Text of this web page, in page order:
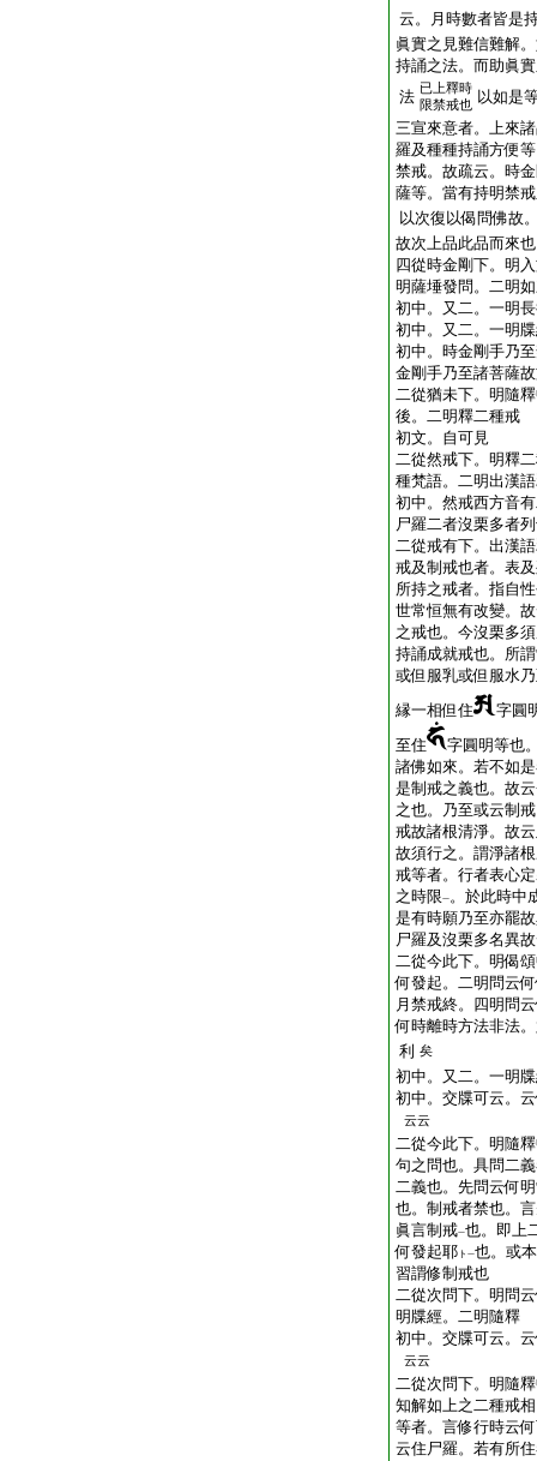
云。月時數者皆是
眞實之見難信難解
持誦之法。而助眞
法 已上釋時
限禁戒也 以如是
三宣來意者。上來
羅及種種持誦方便
禁戒。故疏云。時
薩等。當有持明禁
以次復以偈問佛故
故次上品此品而來也
四從時金剛下。明
明薩埵發問。二明
初中。又二。一明
初中。又二。一明
初中。時金剛手乃
金剛手乃至諸菩薩
二從猶未下。明隨
後。二明釋二種戒
初文。自可見
二從然戒下。明釋
種梵語。二明出漢
初中。然戒西方音
尸羅二者沒栗多者
二從戒有下。出漢
戒及制戒也者。表
所持之戒者。指自
世常恒無有改變。
之戒也。今沒栗多
持誦成就戒也。所
或但服乳或但服水
縁一相但住
字圓
至住
字圓明等也
諸佛如來。若不如
是制戒之義也。故云
之也。乃至或云制
戒故諸根清淨。故
故須行之。謂淨諸根
戒等者。行者表心定
之時限一。於此時中
是有時願乃至亦罷
尸羅及沒栗多名異
二從今此下。明偈
何發起。二明問云
月禁戒終。四明問
何時離時方法非法
利 矣
初中。又二。一明
初中。交牒可云。
云云
二從今此下。明隨
句之問也。具問二
二義也。先問云何
也。制戒者禁也。
眞言制戒一也。即上
何發起耶 ト 一也。或
習謂修制戒也
二從次問下。明問
明牒經。二明隨釋
初中。交牒可云。
云云
二從次問下。明隨
知解如上之二種戒
等者。言修行時云
云住尸羅。若有所